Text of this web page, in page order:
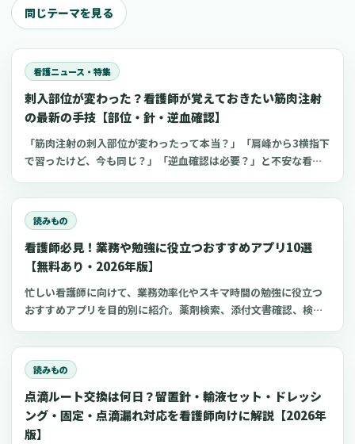
同じテーマを見る
看護ニュース・特集
刺入部位が変わった？看護師が覚えておきたい筋肉注射
の最新の手技【部位・針・逆血確認】
「筋肉注射の刺入部位が変わったって本当？」「肩峰から3横指下
で習ったけど、今も同じ？」「逆血確認は必要？」と不安な看護
び方、針のゲージと長さ、皮下注射との違い、神経損傷やSIRVA
を避けるポイント、ワクチン接種時の手順までわかりやすく解説
します。
読みもの
看護師必見！業務や勉強に役立つおすすめアプリ10選
【無料あり・2026年版】
忙しい看護師に向けて、業務効率化やスキマ時間の勉強に役立つ
おすすめアプリを目的別に紹介。薬剤検索、添付文書確認、検査
心電図学習、シフト管理など、現場や復職準備で使いやすいアプ
リをまとめました。
読みもの
点滴ルート交換は何日？留置針・輸液セット・ドレッシ
ング・固定・点滴漏れ対応を看護師向けに解説【2026年
版】